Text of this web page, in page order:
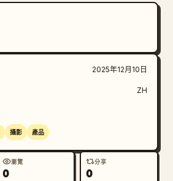
2025年12月10日
ZH
攝影 產品
瀏覽
0
分享
0